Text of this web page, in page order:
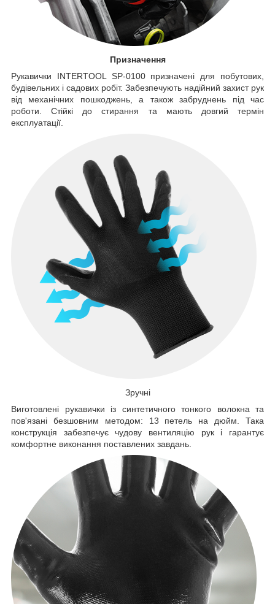
Призначення
Рукавички INTERTOOL SP-0100 призначені для побутових,
будівельних і садових робіт. Забезпечують надійний захист рук
від механічних пошкоджень, а також забруднень під час
роботи. Стійкі до стирання та мають довгий термін
експлуатації.
Зручні
Виготовлені рукавички із синтетичного тонкого волокна та
пов'язані безшовним методом: 13 петель на дюйм. Така
конструкція забезпечує чудову вентиляцію рук і гарантує
комфортне виконання поставлених завдань.